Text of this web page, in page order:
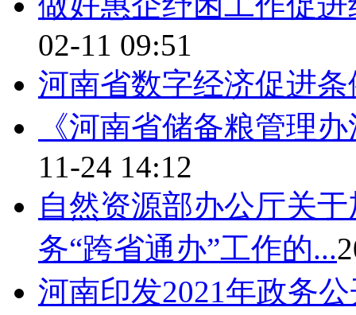
02-11 09:51
河南省数字经济促进条
《河南省储备粮管理
11-24 14:12
自然资源部办公厅关
务“跨省通办”工作的...
河南印发2021年政务